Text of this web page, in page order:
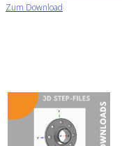
Zum Download